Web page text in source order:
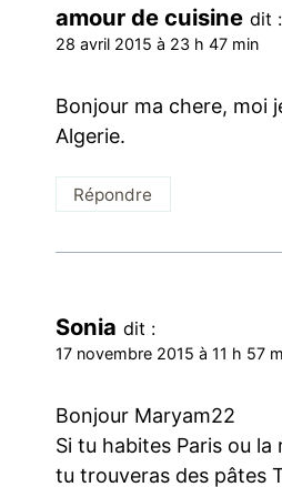
amour de cuisine dit :
28 avril 2015 à 23 h 47 min
Bonjour ma chere, moi
Algerie.
Répondre
Sonia dit :
17 novembre 2015 à 11 h 57
Bonjour Maryam22
Si tu habites Paris ou la
tu trouveras des pâtes